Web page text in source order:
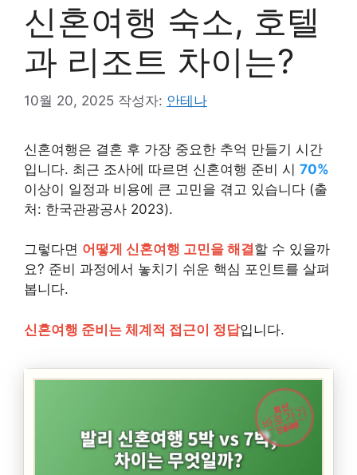
신혼여행 숙소, 호텔
과 리조트 차이는?
10월 20, 2025 작성자: 안테나
신혼여행은 결혼 후 가장 중요한 추억 만들기 시간
입니다. 최근 조사에 따르면 신혼여행 준비 시 70%
이상이 일정과 비용에 큰 고민을 겪고 있습니다 (출
처: 한국관광공사 2023).
그렇다면 어떻게 신혼여행 고민을 해결할 수 있을까
요? 준비 과정에서 놓치기 쉬운 핵심 포인트를 살펴
봅니다.
신혼여행 준비는 체계적 접근이 정답입니다.
최신
바로가기
신혼여행